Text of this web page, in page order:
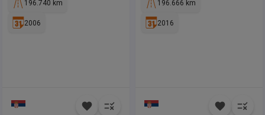
196.740 km
2006
196.666 km
2016